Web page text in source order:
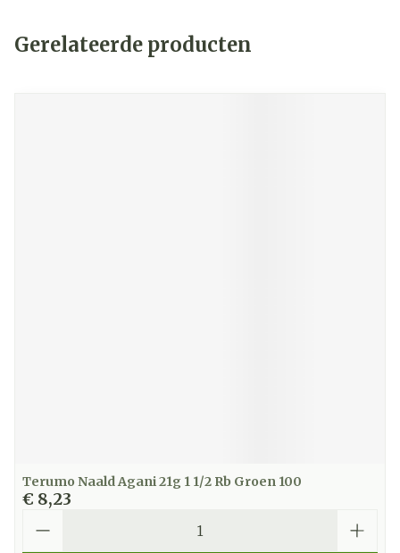
Gerelateerde producten
Terumo Naald Agani 21g 1 1/2 Rb Groen 100
€ 8,23